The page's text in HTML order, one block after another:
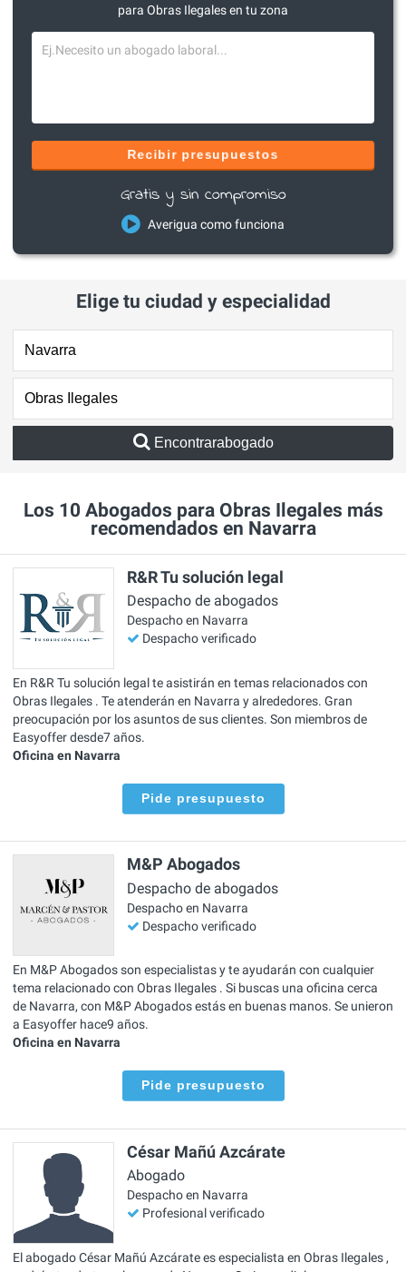
para Obras Ilegales en tu zona
Recibir presupuestos
Gratis y sin compromiso
Averigua como funciona
Elige tu ciudad y especialidad
Encontrarabogado
Los 10 Abogados para Obras Ilegales más
recomendados en Navarra
R&R Tu solución legal
Despacho de abogados
Despacho en Navarra
Despacho verificado
En R&R Tu solución legal te asistirán en temas relacionados con
Obras Ilegales . Te atenderán en Navarra y alrededores. Gran
preocupación por los asuntos de sus clientes. Son miembros de
Easyoffer desde7 años.
Oficina en Navarra
Pide presupuesto
M&P Abogados
Despacho de abogados
Despacho en Navarra
Despacho verificado
En M&P Abogados son especialistas y te ayudarán con cualquier
tema relacionado con Obras Ilegales . Si buscas una oficina cerca
de Navarra, con M&P Abogados estás en buenas manos. Se unieron
a Easyoffer hace9 años.
Oficina en Navarra
Pide presupuesto
César Mañú Azcárate
Abogado
Despacho en Navarra
Profesional verificado
El abogado César Mañú Azcárate es especialista en Obras Ilegales ,